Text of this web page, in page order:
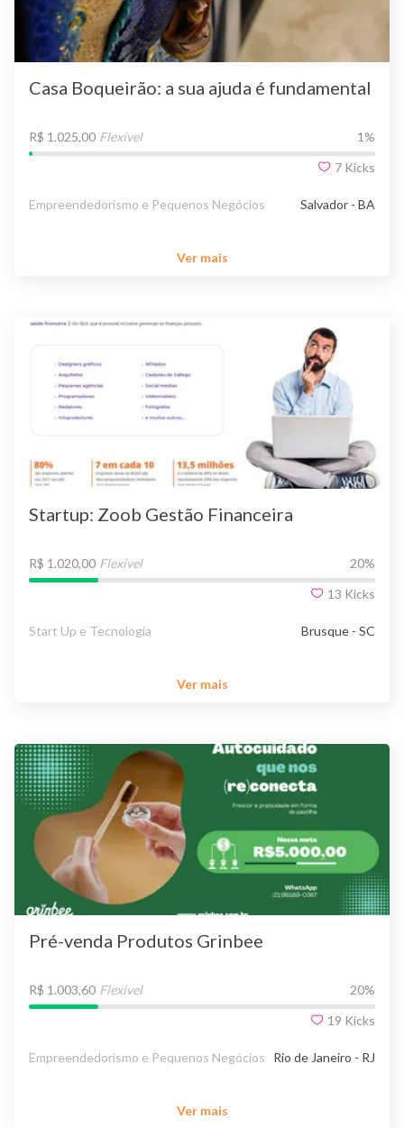
Casa Boqueirão: a sua ajuda é fundamental
R$ 1.025,00 Flexível 1 %
7 Kicks
Empreendedorismo e Pequenos Negócios Salvador - BA
Ver mais
Startup: Zoob Gestão Financeira
R$ 1.020,00 Flexível 20%
13 Kicks
Start Up e Tecnologia Brusque - SC
Ver mais
Pré-venda Produtos Grinbee
R$ 1.003,60 Flexível 20%
19 Kicks
Empreendedorismo e Pequenos Negócios Rio de Janeiro - RJ
Ver mais